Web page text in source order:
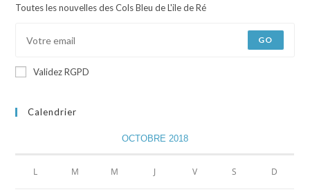
Toutes les nouvelles des Cols Bleu de L'ile de Ré
GO
Validez RGPD
Calendrier
OCTOBRE 2018
L M M J V S D